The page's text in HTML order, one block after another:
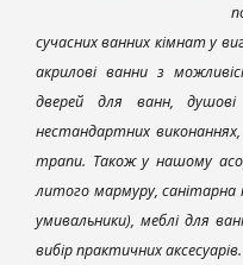
сучасних ванних кімнат у
акрилові ванни з
дверей для ванн,
нестандартних
трапи. Також у нашому
литого мармуру, санітарна
умивальники), меблі для
вибір практичних аксесуарів.